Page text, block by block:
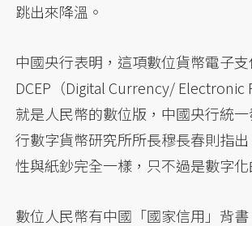
跳出來降溫。
中國央行表明，這項數位貨幣電子
DCEP（Digital Currency/ Electronic
就是人民幣的數位版，中國央行統
行數字貨幣研究所所長穆長春則指
性與紙鈔完全一樣，只不過是數字化
數位人民幣有中國「國家信用」背